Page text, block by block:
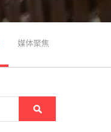
媒体聚焦